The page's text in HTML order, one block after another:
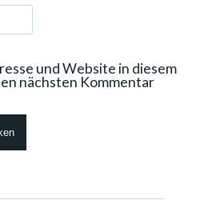
und Website in diesem
nächsten Kommentar